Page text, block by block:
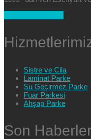
Sistre ve Cila
Laminat Parke
Su Geçirmez Parke
Fuar Parkesi
Ahşap Parke
Son